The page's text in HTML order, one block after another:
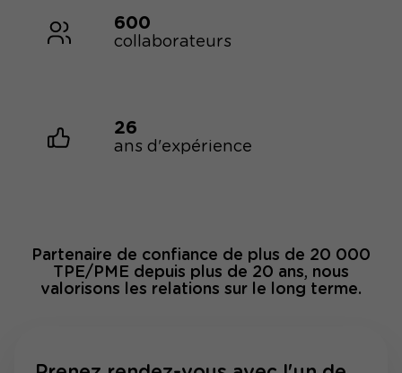
600
collaborateurs
26
ans d'expérience
Partenaire de confiance de plus de 20 000
TPE/PME depuis plus de 20 ans, nous
valorisons les relations sur le long terme.